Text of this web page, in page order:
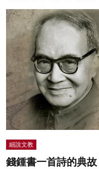
細說文教
錢鍾書一首詩的典故